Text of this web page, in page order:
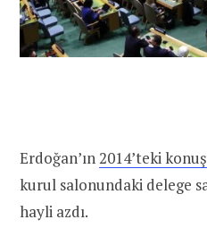
Erdoğan’ın 2014’teki
kurul salonundaki delege
hayli azdı.